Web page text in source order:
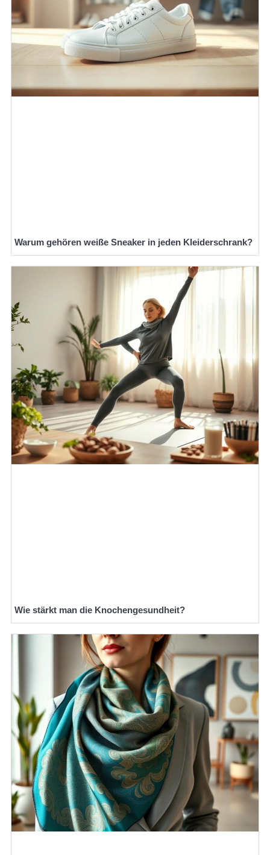
Warum gehören weiße Sneaker in jeden Kleiderschrank?
Wie stärkt man die Knochengesundheit?